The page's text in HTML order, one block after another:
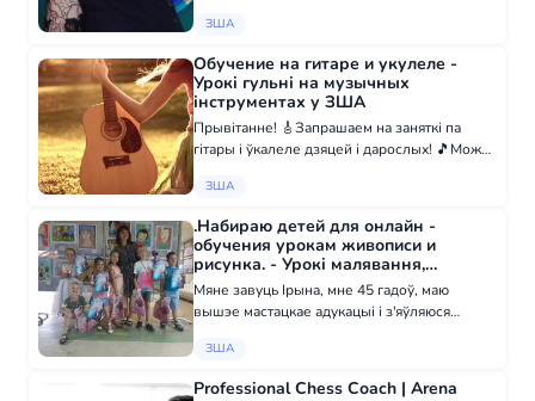
скончыла БДПУ імя М.Танка. Вопыт працы 8
пачатковых класаў і трэне...
ЗША
Обучение на гитаре и укулеле -
Урокі гульні на музычных
інструментах у ЗША
Прывітанне! 🎸Запрашаем на заняткі па
гітары і ўкалеле дзяцей і дарослых! 🎵Можна
ў гітарнае майстэрства, а можна навучыцца
ЗША
.Набираю детей для онлайн -
обучения урокам живописи и
рисунка. - Урокі малявання,
Інтэрнэт-навучанне у ЗША
Мяне завуць Ірына, мне 45 гадоў, маю
вышэе мастацкае адукацыі і з'яўляюся
18 гадоў у мастацкай школе з дзецьмі
ЗША
Professional Chess Coach | Arena